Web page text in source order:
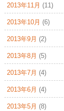
2013年11月 (11)
2013年10月 (6)
2013年9月 (2)
2013年8月 (5)
2013年7月 (4)
2013年6月 (4)
2013年5月 (8)